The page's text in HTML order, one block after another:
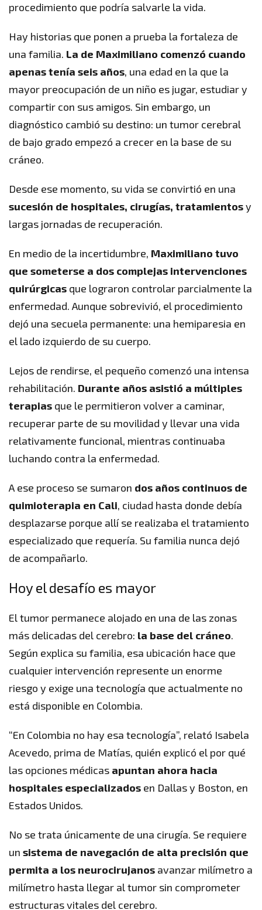
procedimiento que podría salvarle la vida.
Hay historias que ponen a prueba la fortaleza de
una familia. La de Maximiliano comenzó cuando
apenas tenía seis años, una edad en la que la
mayor preocupación de un niño es jugar, estudiar y
compartir con sus amigos. Sin embargo, un
diagnóstico cambió su destino: un tumor cerebral
de bajo grado empezó a crecer en la base de su
cráneo.
Desde ese momento, su vida se convirtió en una
sucesión de hospitales, cirugías, tratamientosy
largas jornadas de recuperación.
En medio de la incertidumbre, Maximiliano tuvo
que someterse a dos complejas intervenciones
quirúrgicas que lograron controlar parcialmente la
enfermedad. Aunque sobrevivió, el procedimiento
dejó una secuela permanente: una hemiparesia en
el lado izquierdo de su cuerpo.
Lejos de rendirse, el pequeño comenzó una intensa
rehabilitación. Durante años asistió a múltiples
terapias que le permitieron volver a caminar,
recuperar parte de su movilidad y llevar una vida
relativamente funcional, mientras continuaba
luchando contra la enfermedad.
A ese proceso se sumaron dos años continuos de
quimioterapia en Cali, ciudad hasta donde debía
desplazarse porque allí se realizaba el tratamiento
especializado que requería. Su familia nunca dejó
de acompañarlo.
Hoy el desafío es mayor
El tumor permanece alojado en una de las zonas
más delicadas del cerebro: la base del cráneo.
Según explica su familia, esa ubicación hace que
cualquier intervención represente un enorme
riesgo y exige una tecnología que actualmente no
está disponible en Colombia.
“En Colombia no hay esa tecnología”, relató Isabela
Acevedo, prima de Matías, quién explicó el por qué
las opciones médicas apuntan ahora hacia
hospitales especializados en Dallas y Boston, en
Estados Unidos.
No se trata únicamente de una cirugía. Se requiere
un sistema de navegación de alta precisión que
permita a los neurocirujanos avanzar milímetro a
milímetro hasta llegar al tumor sin comprometer
estructuras vitales del cerebro.